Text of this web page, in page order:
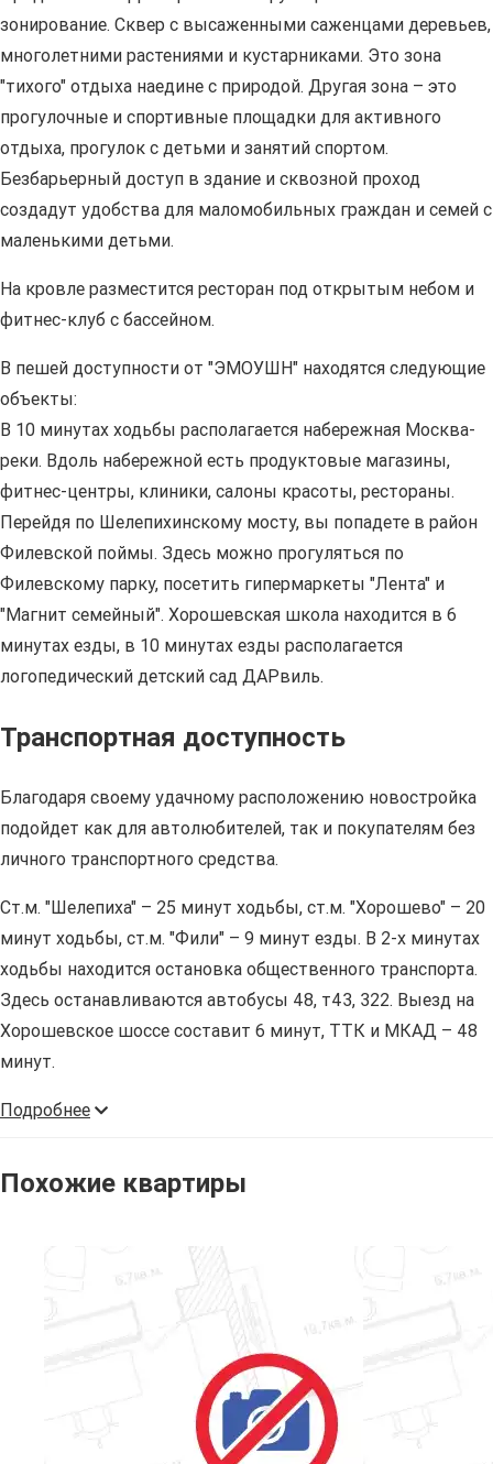
зонирование. Сквер с высаженными саженцами деревьев,
многолетними растениями и кустарниками. Это зона
"тихого" отдыха наедине с природой. Другая зона – это
прогулочные и спортивные площадки для активного
отдыха, прогулок с детьми и занятий спортом.
Безбарьерный доступ в здание и сквозной проход
создадут удобства для маломобильных граждан и семей с
маленькими детьми.
На кровле разместится ресторан под открытым небом и
фитнес-клуб с бассейном.
В пешей доступности от "ЭМОУШН" находятся следующие
объекты:
В 10 минутах ходьбы располагается набережная Москва-
реки. Вдоль набережной есть продуктовые магазины,
фитнес-центры, клиники, салоны красоты, рестораны.
Перейдя по Шелепихинскому мосту, вы попадете в район
Филевской поймы. Здесь можно прогуляться по
Филевскому парку, посетить гипермаркеты "Лента" и
"Магнит семейный". Хорошевская школа находится в 6
минутах езды, в 10 минутах езды располагается
логопедический детский сад ДАРвиль.
Транспортная доступность
Благодаря своему удачному расположению новостройка
подойдет как для автолюбителей, так и покупателям без
личного транспортного средства.
Ст.м. "Шелепиха" – 25 минут ходьбы, ст.м. "Хорошево" – 20
минут ходьбы, ст.м. "Фили" – 9 минут езды. В 2-х минутах
ходьбы находится остановка общественного транспорта.
Здесь останавливаются автобусы 48, т43, 322. Выезд на
Хорошевское шоссе составит 6 минут, ТТК и МКАД – 48
минут.
Подробнее
Похожие квартиры